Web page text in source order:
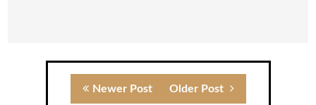
Newer Post Older Post